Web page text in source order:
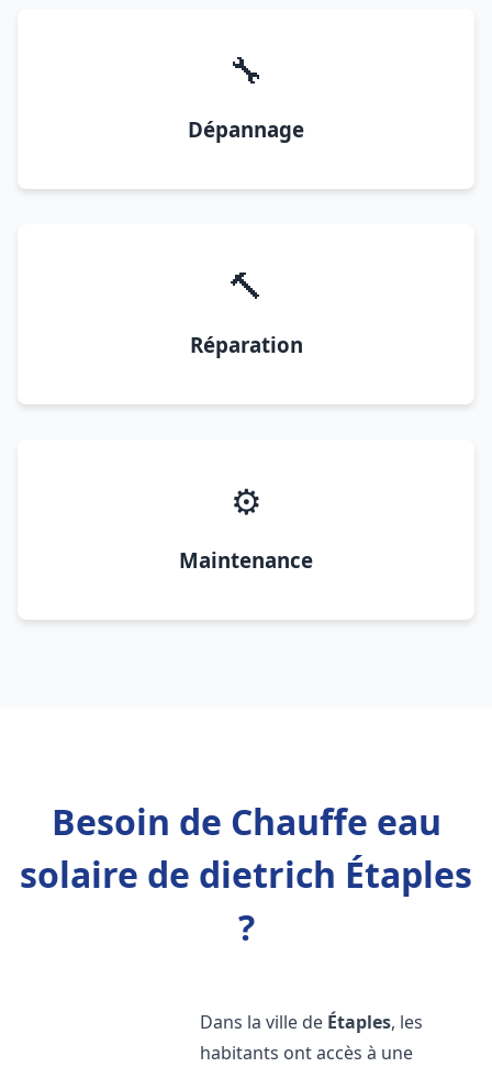
🔧
Dépannage
🔨
Réparation
⚙️
Maintenance
Besoin de Chauffe eau
solaire de dietrich Étaples
?
Dans la ville de Étaples, les
habitants ont accès à une